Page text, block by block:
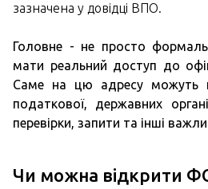
зазначена у довідці ВПО.
Головне - не просто
мати реальний доступ до
Саме на цю адресу можуть
податкової, державних
перевірки, запити та інші
Чи можна відкрити